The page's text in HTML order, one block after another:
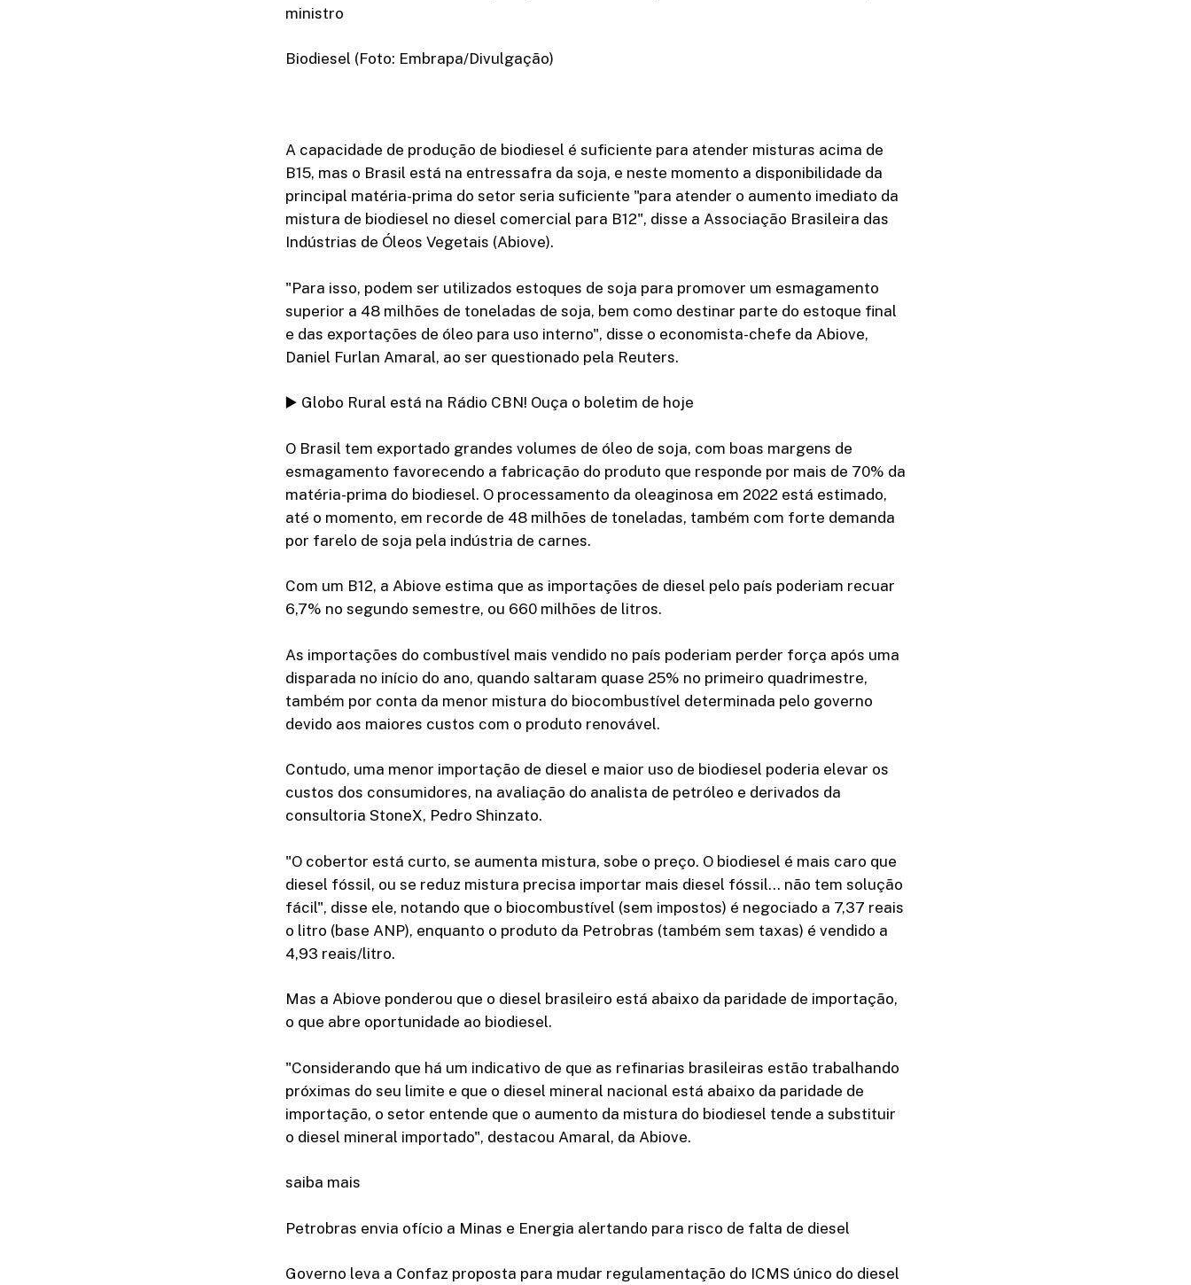
ministro
Biodiesel (Foto: Embrapa/Divulgação)
A capacidade de produção de biodiesel é suficiente para atender misturas acima de
B15, mas o Brasil está na entressafra da soja, e neste momento a disponibilidade da
principal matéria-prima do setor seria suficiente "para atender o aumento imediato da
mistura de biodiesel no diesel comercial para B12", disse a Associação Brasileira das
Indústrias de Óleos Vegetais (Abiove).
"Para isso, podem ser utilizados estoques de soja para promover um esmagamento
superior a 48 milhões de toneladas de soja, bem como destinar parte do estoque final
e das exportações de óleo para uso interno", disse o economista-chefe da Abiove,
Daniel Furlan Amaral, ao ser questionado pela Reuters.
▶️ Globo Rural está na Rádio CBN! Ouça o boletim de hoje
O Brasil tem exportado grandes volumes de óleo de soja, com boas margens de
esmagamento favorecendo a fabricação do produto que responde por mais de 70% da
matéria-prima do biodiesel. O processamento da oleaginosa em 2022 está estimado,
até o momento, em recorde de 48 milhões de toneladas, também com forte demanda
por farelo de soja pela indústria de carnes.
Com um B12, a Abiove estima que as importações de diesel pelo país poderiam recuar
6,7% no segundo semestre, ou 660 milhões de litros.
As importações do combustível mais vendido no país poderiam perder força após uma
disparada no início do ano, quando saltaram quase 25% no primeiro quadrimestre,
também por conta da menor mistura do biocombustível determinada pelo governo
devido aos maiores custos com o produto renovável.
Contudo, uma menor importação de diesel e maior uso de biodiesel poderia elevar os
custos dos consumidores, na avaliação do analista de petróleo e derivados da
consultoria StoneX, Pedro Shinzato.
"O cobertor está curto, se aumenta mistura, sobe o preço. O biodiesel é mais caro que
diesel fóssil, ou se reduz mistura precisa importar mais diesel fóssil… não tem solução
fácil", disse ele, notando que o biocombustível (sem impostos) é negociado a 7,37 reais
o litro (base ANP), enquanto o produto da Petrobras (também sem taxas) é vendido a
4,93 reais/litro.
Mas a Abiove ponderou que o diesel brasileiro está abaixo da paridade de importação,
o que abre oportunidade ao biodiesel.
"Considerando que há um indicativo de que as refinarias brasileiras estão trabalhando
próximas do seu limite e que o diesel mineral nacional está abaixo da paridade de
importação, o setor entende que o aumento da mistura do biodiesel tende a substituir
o diesel mineral importado", destacou Amaral, da Abiove.
saiba mais
Petrobras envia ofício a Minas e Energia alertando para risco de falta de diesel
Governo leva a Confaz proposta para mudar regulamentação do ICMS único do diesel